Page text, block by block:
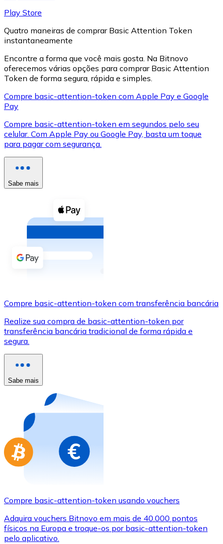
Ver tudo
Cupons cripto
Compre criptomoedas com dinheiro e outros
Transferência SEPA
Comprar com transferência bancária
Comprar com cartão
Loja - Cartões-presente
Novo
Compre cartões-presente das suas marcas favoritas
Ir para a loja de cartões-presente
Play Store
Quatro maneiras de comprar Basic Attention Token
instantaneamente
Encontre a forma que você mais gosta. Na Bitnovo
oferecemos várias opções para comprar Basic Attention
Token de forma segura, rápida e simples.
Compre basic-attention-token com Apple Pay e Google
Pay
Compre basic-attention-token em segundos pelo seu
celular. Com Apple Pay ou Google Pay, basta um toque
para pagar com segurança.
Sabe mais
Compre basic-attention-token com transferência bancária
Realize sua compra de basic-attention-token por
transferência bancária tradicional de forma rápida e
segura.
Sabe mais
Compre basic-attention-token usando vouchers
Adquira vouchers Bitnovo em mais de 40.000 pontos
físicos na Europa e troque-os por basic-attention-token
pelo aplicativo.